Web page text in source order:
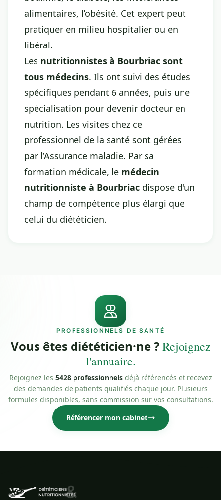
alimentaires, l’obésité. Cet expert peut
pratiquer en milieu hospitalier ou en
libéral.
Les nutritionnistes à Bourbriac sont
tous médecins. Ils ont suivi des études
spécifiques pendant 6 années, puis une
spécialisation pour devenir docteur en
nutrition. Les visites chez ce
professionnel de la santé sont gérées
par l’Assurance maladie. Par sa
formation médicale, le médecin
nutritionniste à Bourbriac dispose d'un
champ de compétence plus élargi que
celui du diététicien.
PROFESSIONNELS DE SANTÉ
Vous êtes diététicien·ne ?Rejoignez
l'annuaire.
Rejoignez les 5428 professionnelsdéjà référencés et recevez
des demandes de patients qualifiés chaque jour. Plusieurs
formules disponibles, sans commission sur vos consultations.
Référencer mon cabinet